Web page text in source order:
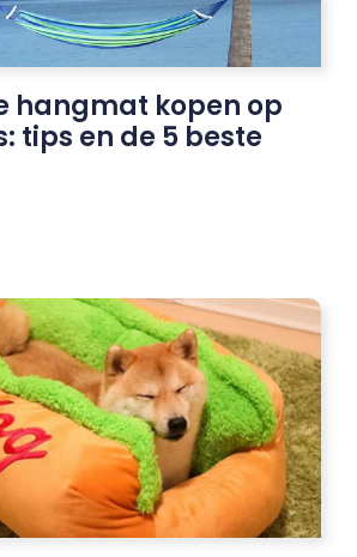
hangmat kopen op
tips en de 5 beste